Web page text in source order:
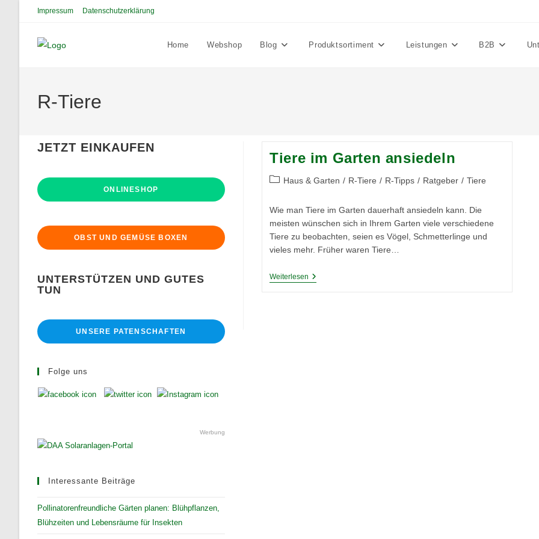
Impressum Datenschutzerklärung
Home Webshop Blog Produktsortiment Leistungen B2B
R-Tiere
Tiere im Garten ansiedeln
Beitrags-
Haus & Garten / R-Tiere / R-Tipps / Ratgeber / Tiere
Wie man Tiere im Garten dauerhaft ansiedeln kann. Die
meisten wünschen sich in Ihrem Garten viele verschiedene
Tiere zu beobachten, seien es Vögel, Schmetterlinge und
vieles mehr. Früher waren Tiere…
Weiterlesen Tiere
JETZT EINKAUFEN
ONLINESHOP
OBST UND GEMÜSE BOXEN
UNTERSTÜTZEN UND GUTES
TUN
UNSERE PATENSCHAFTEN
Folge uns
Werbung
Interessante Beiträge
Pollinatorenfreundliche Gärten planen: Blühpflanzen,
Blühzeiten und Lebensräume für Insekten